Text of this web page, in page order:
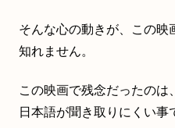
そんな心の動きが、この映
知れません。
この映画で残念だったのは
日本語が聞き取りにくい事